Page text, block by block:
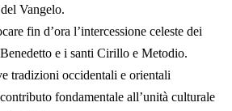
Vangelo.
fin d’ora l’intercessione celeste dei
e i santi Cirillo e Metodio.
tradizioni occidentali e orientali
fondamentale all’unità culturale